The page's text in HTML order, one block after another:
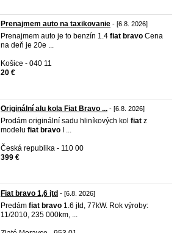
Prenajmem auto na taxikovanie - [6.8. 2026]
Prenajmem auto je to benzín 1.4 fiat bravo Cena
na deň je 20e ...
Košice - 040 11
20 €
Originální alu kola Fiat Bravo ... - [6.8. 2026]
Prodám originální sadu hliníkových kol fiat z
modelu fiat bravo I ...
Česká republika - 110 00
399 €
Fiat bravo 1,6 jtd - [6.8. 2026]
Predám fiat bravo 1.6 jtd, 77kW. Rok výroby:
11/2010, 235 000km, ...